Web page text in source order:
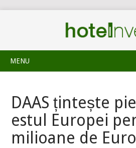
MENU
DAAS țintește
estul Europei
milioane de